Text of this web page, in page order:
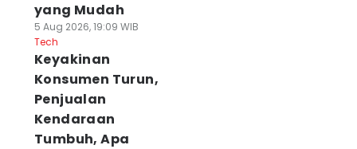
yang Mudah
5 Aug 2026, 19:09 WIB
Tech
Keyakinan
Konsumen Turun,
Penjualan
Kendaraan
Tumbuh, Apa